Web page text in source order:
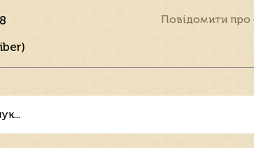
Повідомити про